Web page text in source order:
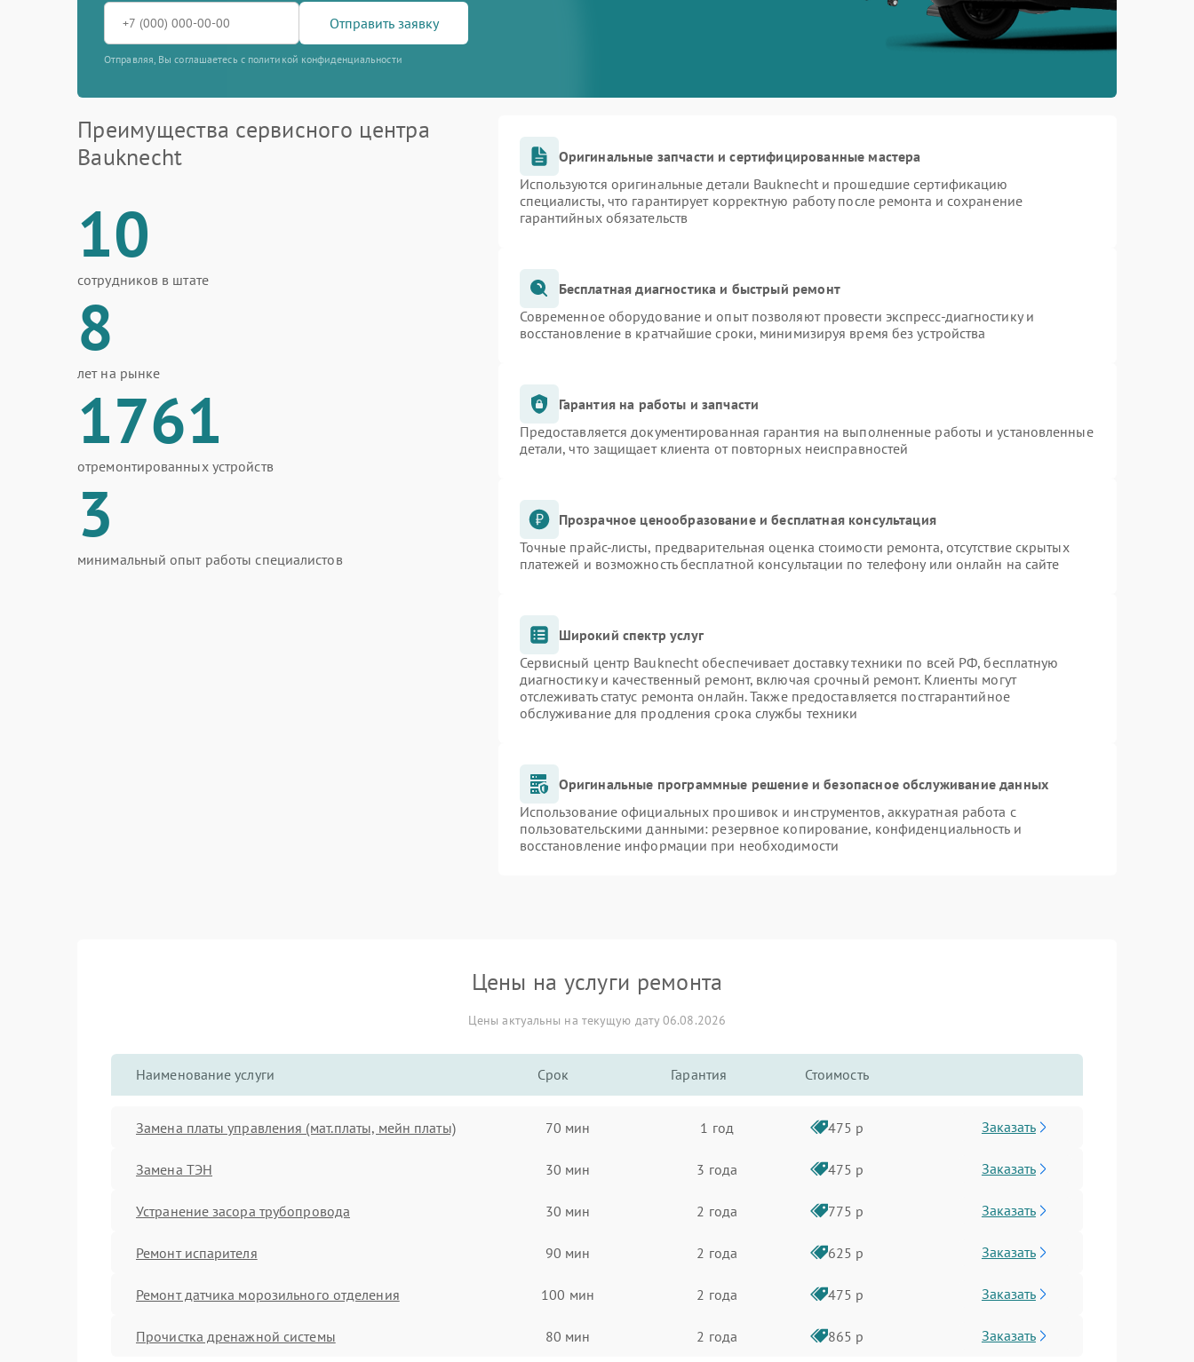
Отправить заявку
Отправляя, Вы соглашаетесь с политикой конфиденциальности
Преимущества сервисного центра
Bauknecht
10
сотрудников в штате
8
лет на рынке
1761
отремонтированных устройств
3
минимальный опыт работы специалистов
Оригинальные запчасти и сертифицированные мастера
Используются оригинальные детали Bauknecht и прошедшие сертификацию
специалисты, что гарантирует корректную работу после ремонта и сохранение
гарантийных обязательств
Бесплатная диагностика и быстрый ремонт
Современное оборудование и опыт позволяют провести экспресс-диагностику и
восстановление в кратчайшие сроки, минимизируя время без устройства
Гарантия на работы и запчасти
Предоставляется документированная гарантия на выполненные работы и установленные
детали, что защищает клиента от повторных неисправностей
Прозрачное ценообразование и бесплатная консультация
Точные прайс-листы, предварительная оценка стоимости ремонта, отсутствие скрытых
платежей и возможность бесплатной консультации по телефону или онлайн на сайте
Широкий спектр услуг
Сервисный центр Bauknecht обеспечивает доставку техники по всей РФ, бесплатную
диагностику и качественный ремонт, включая срочный ремонт. Клиенты могут
отслеживать статус ремонта онлайн. Также предоставляется постгарантийное
обслуживание для продления срока службы техники
Оригинальные программные решение и безопасное обслуживание данных
Использование официальных прошивок и инструментов, аккуратная работа с
пользовательскими данными: резервное копирование, конфиденциальность и
восстановление информации при необходимости
Цены на услуги ремонта
Цены актуальны на текущую дату 06.08.2026
Наименование услуги Срок Гарантия Стоимость
Замена платы управления (мат.платы, мейн платы) 70 мин 1 год 475 р Заказать
Замена ТЭН 30 мин 3 года 475 р Заказать
Устранение засора трубопровода 30 мин 2 года 775 р Заказать
Ремонт испарителя 90 мин 2 года 625 р Заказать
Ремонт датчика морозильного отделения 100 мин 2 года 475 р Заказать
Прочистка дренажной системы 80 мин 2 года 865 р Заказать